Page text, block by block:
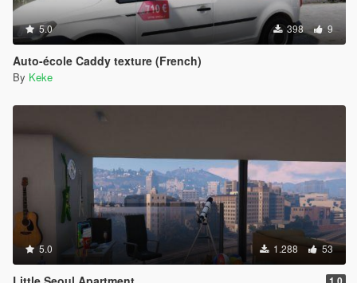
5.0 398 9
Auto-école Caddy texture (French)
By Keke
5.0 1.288 53